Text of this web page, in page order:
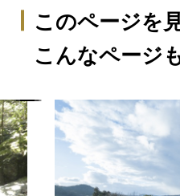
このページを
こんなページ